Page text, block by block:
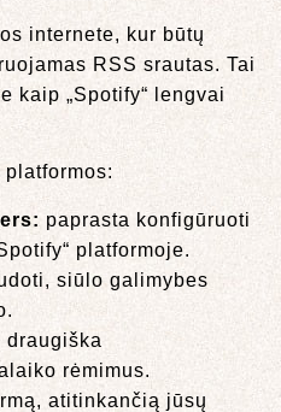
internete, kur būtų
RSS srautas. Tai
kaip „Spotify“ lengvai
paprasta konfigūruoti
platformoje.
siūlo galimybes
draugiška
rėmimus.
atitinkančią jūsų